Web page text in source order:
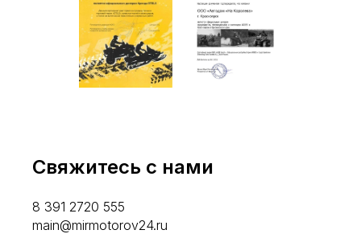
Свяжитесь с нами
8 391 2720 555
main@mirmotorov24.ru